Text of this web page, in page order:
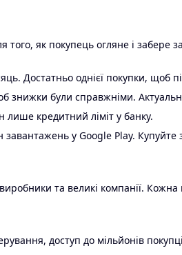
як покупець огляне і
Достатньо однієї покупки, щоб
знижки були справжніми.
лише кредитний ліміт у банку.
у Google Play. Купуйте
та великі компанії. Кожна
доступ до мільйонів